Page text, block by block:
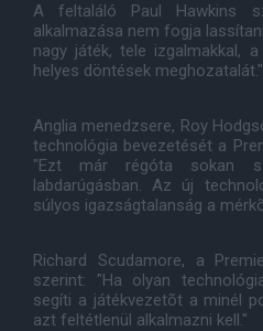
A feltaláló Paul Hawkins
alkalmazása nem fogja
nagy játék, tele izgalmakkal,
helyes döntések meghozatalát."
Anglia menedzsere, Roy
technológia bevezetését a
"Ezt már régóta sokan
labdarúgásban. Az új
súlyos igazságtalanság a
Richard Scudamore, a
szerint: "Ha olyan
segíti a játékvezetõt a minél
azt feltétlenül alkalmazni kell."